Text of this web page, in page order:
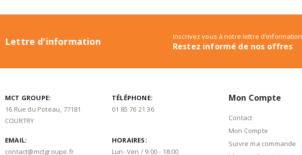
Lettre d'information Inscrivez vous à notre lettre d'information
Restez informé de nos offres
MCT GROUPE:
16 Rue du Poteau, 77181
COURTRY
TÉLÉPHONE:
01 85 76 21 36
EMAIL:
contact@mctgroupe.fr
HORAIRES:
Lun- Ven / 9:00 - 18:00
Mon Compte
Contact
Mon Compte
Suivre ma commande